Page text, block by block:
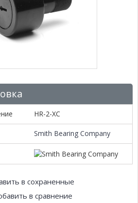
HR-2-XC
Smith Bearing Company
в сохраненные
в сравнение